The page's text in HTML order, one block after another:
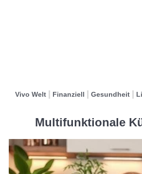
Vivo Welt Finanziell Gesundheit
Multifunktionale